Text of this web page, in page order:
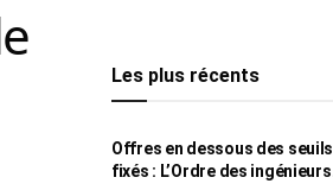
Les plus récents
Offres en dessous des seuils
fixés : L’Ordre des ingénieurs